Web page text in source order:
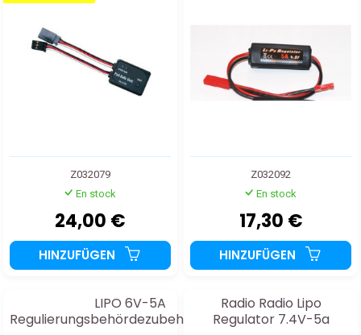
Z032079
En stock
24,00 €
HINZUFÜGEN
Z032092
En stock
17,30 €
HINZUFÜGEN
LIPO 6V-5A
Regulierungsbehördezubehörzubehör
Radio Radio Lipo
Regulator 7.4V-5a